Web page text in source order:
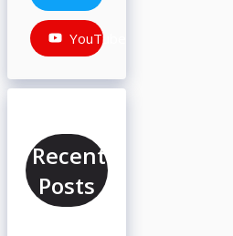
YouTube
Recent
Posts